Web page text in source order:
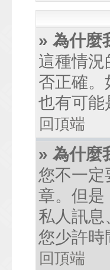
» 為什麼
這種情
否正確
也有可能
回頂端
» 為什麼
您不一
章。但是
私人訊息
您少許時
回頂端